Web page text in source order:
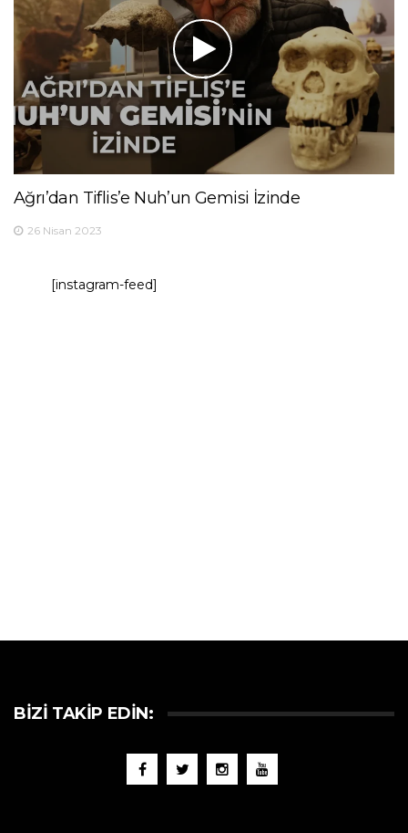
Ağrı’dan Tiflis’e Nuh’un Gemisi İzinde
26 Nisan 2023
[instagram-feed]
BIZI TAKIP EDIN: